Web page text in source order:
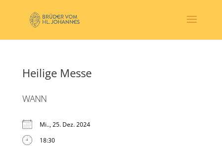
Heilige Messe
WANN
Mi.., 25. Dez. 2024
18:30